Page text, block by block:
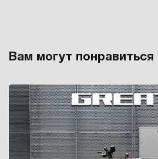
Вам могут понравиться